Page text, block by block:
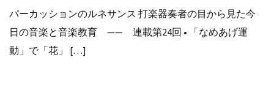
パーカッションのルネサンス 打楽器奏者の目から見た今
日の音楽と音楽教育 —— 連載第24回 • 「なめあげ運
動」で「花」 […]